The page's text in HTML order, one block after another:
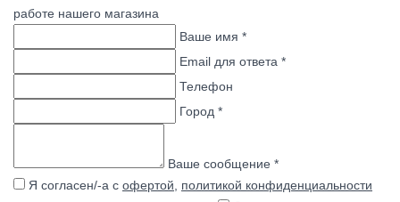
работе нашего магазина
Ваше имя *
Email для ответа *
Телефон
Город *
Ваше сообщение *
Я согласен/-а с офертой
политикой конфиденциальности